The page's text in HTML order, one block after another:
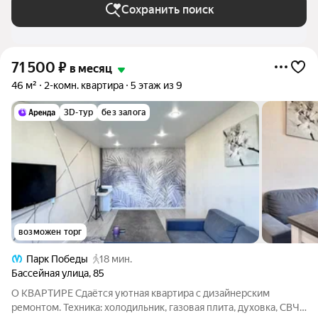
Сохранить поиск
71 500 ₽ в месяц
46 м² 2-комн. квартира 5 этаж из 9
3D-тур без залога
возможен торг
Парк Победы
18 мин.
Бассейная улица,85
О КВАРТИРЕ Сдаётся уютная квартира с дизайнерским
ремонтом. Техника: холодильник, газовая плита, духовка, СВЧ